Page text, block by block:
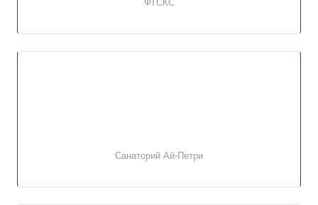
ФТСКС
Санаторий Ай-Петри